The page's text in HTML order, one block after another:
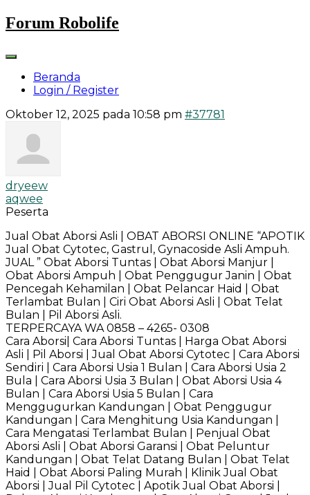
Skip
to
Forum Robolife
Beranda
Login / Register
Oktober 12, 2025 pada 10:58 pm #37781
dryeew
aqwee
Peserta
Jual Obat Aborsi Asli | OBAT ABORSI ONLINE “APOTIK
Jual Obat Cytotec, Gastrul, Gynacoside Asli Ampuh.
JUAL ” Obat Aborsi Tuntas | Obat Aborsi Manjur |
Obat Aborsi Ampuh | Obat Penggugur Janin | Obat
Pencegah Kehamilan | Obat Pelancar Haid | Obat
Terlambat Bulan | Ciri Obat Aborsi Asli | Obat Telat
Bulan | Pil Aborsi Asli.
TERPERCAYA WA 0858 – 4265- 0308
Cara Aborsi| Cara Aborsi Tuntas | Harga Obat Aborsi
Asli | Pil Aborsi | Jual Obat Aborsi Cytotec | Cara Aborsi
Sendiri | Cara Aborsi Usia 1 Bulan | Cara Aborsi Usia 2
Bula | Cara Aborsi Usia 3 Bulan | Obat Aborsi Usia 4
Bulan | Cara Aborsi Usia 5 Bulan | Cara
Menggugurkan Kandungan | Obat Penggugur
Kandungan | Cara Menghitung Usia Kandungan |
Cara Mengatasi Terlambat Bulan | Penjual Obat
Aborsi Asli | Obat Aborsi Garansi | Obat Peluntur
Kandungan | Obat Telat Datang Bulan | Obat Telat
Haid | Obat Aborsi Paling Murah | Klinik Jual Obat
Aborsi | Jual Pil Cytotec | Apotik Jual Obat Aborsi |